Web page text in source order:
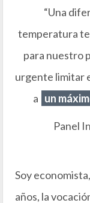
“Una
temperatura
para nuestro
urgente limitar
a un
Panel
Soy
años, la